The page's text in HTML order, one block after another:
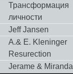
Трансформация
личности
Jeff Jansen
A.& E. Kleninger
Resurection
Jerame & Miranda